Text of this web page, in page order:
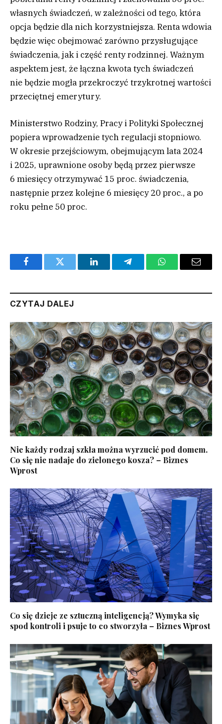
własnych świadczeń, w zależności od tego, która
opcja będzie dla nich korzystniejsza. Renta wdowia
będzie więc obejmować zarówno przysługujące
świadczenia, jak i część renty rodzinnej. Ważnym
aspektem jest, że łączna kwota tych świadczeń
nie będzie mogła przekroczyć trzykrotnej wartości
przeciętnej emerytury.
Ministerstwo Rodziny, Pracy i Polityki Społecznej
popiera wprowadzenie tych regulacji stopniowo.
W okresie przejściowym, obejmującym lata 2024
i 2025, uprawnione osoby będą przez pierwsze
6 miesięcy otrzymywać 15 proc. świadczenia,
następnie przez kolejne 6 miesięcy 20 proc., a po
roku pełne 50 proc.
FacebookTwitter LinkedInTelegramWhatsAppEmail
CZYTAJ DALEJ
Nie każdy rodzaj szkła można wyrzucić pod domem.
Co się nie nadaje do zielonego kosza? – Biznes
Wprost
Co się dzieje ze sztuczną inteligencją? Wymyka się
spod kontroli i psuje to co stworzyła – Biznes Wprost